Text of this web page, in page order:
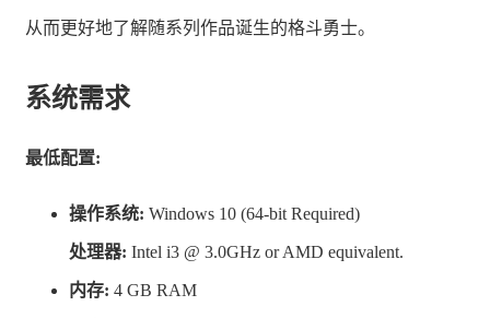
从而更好地了解随系列作品诞生的格斗勇士。
系统需求
最低配置:
操作系统: Windows 10 (64-bit Required)
处理器: Intel i3 @ 3.0GHz or AMD equivalent.
内存: 4 GB RAM